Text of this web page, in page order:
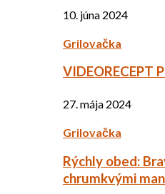
10. júna 2024
Grilovačka
VIDEORECEPT
27. mája 2024
Grilovačka
Rýchly obed:
chrumkvými